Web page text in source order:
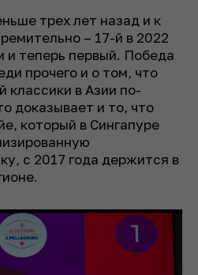
трех лет назад и к
– 17-й в 2022
и теперь первый. Победа
прочего и о том, что
классики в Азии по-
доказывает и то, что
который в Сингапуре
с 2017 года держится в